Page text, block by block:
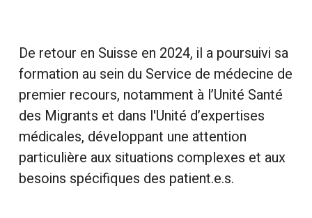
De retour en Suisse en 2024, il a poursuivi sa
formation au sein du Service de médecine de
premier recours, notamment à l’Unité Santé
des Migrants et dans l'Unité d’expertises
médicales, développant une attention
particulière aux situations complexes et aux
besoins spécifiques des patient.e.s.